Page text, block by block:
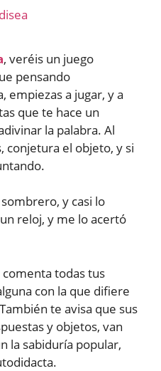
, veréis un juego
pensando
empiezas a jugar, y a
que te hace un
la palabra. Al
conjetura el objeto, y si
y casi lo
reloj, y me lo acertó
todas tus
con la que difiere
te avisa que sus
y objetos, van
la sabiduría popular,